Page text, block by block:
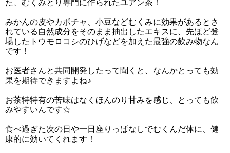
た、むくみとり専門に作られたユアン茶！
みかんの皮やカボチャ、小豆などむくみに効果があるとさ
れている自然成分をそのまま抽出したエキスに、先ほど登
場したトウモロコシのひげなどを加えた最強の飲み物なん
です！
お医者さんと共同開発したって聞くと、なんかとっても効
果を期待できますよね♪
お茶特特有の苦味はなくほんのり甘みを感じ、とっても飲
みやすいんです☆
食べ過ぎた次の日や一日座りっぱなしでむくんだ体に、健
康的に効いてくれます！